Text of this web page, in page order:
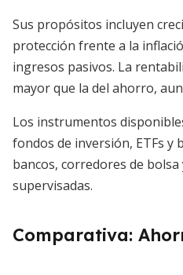
Sus propósitos incluyen
protección frente a la
ingresos pasivos. La
mayor que la del ahorro,
Los instrumentos
fondos de inversión, ETFs y
bancos, corredores de
supervisadas.
Comparativa: